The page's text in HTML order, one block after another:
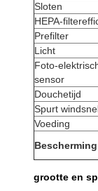
Sloten
HEPA-
Prefilter
Licht
Foto-
sensor
Douchetijd
Spurt
Voeding
Bescherming
grootte en